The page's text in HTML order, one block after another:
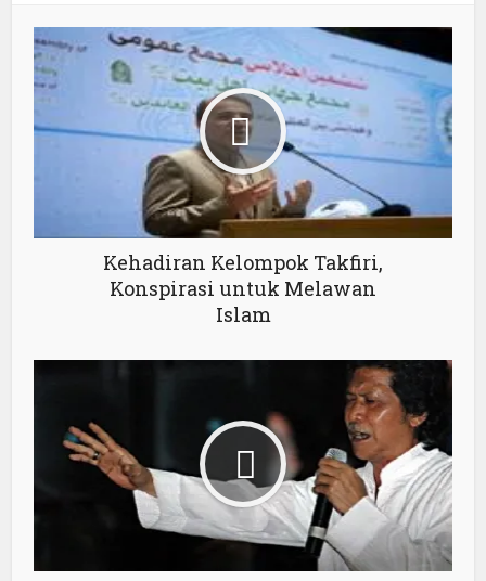
Kehadiran Kelompok Takfiri,
Konspirasi untuk Melawan
Islam